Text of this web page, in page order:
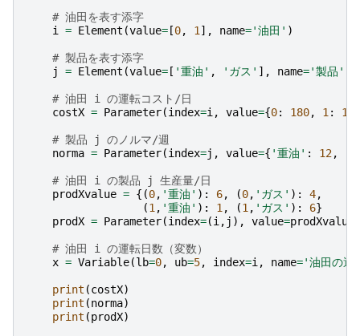
# 油田を表す添字
i
= Element (value= [0, 1 ], name='油田' )
# 製品を表す添字
j
= Element (value= [ '重油' , 'ガス' ], name='製品'
# 油田 i の運転コスト/日
costX = Parameter(index=i , value={0: 180, 1 : 160
# 製品 j のノルマ/週
norma = Parameter(index=j , value={ '重油' : 12,
# 油田 i の製品 j 生産量/日
prodXvalue = {(0, '重油' ): 6, (0, 'ガス' ): 4,
(1 , '重油' ): 1 , (1 , 'ガス' ): 6}
prodX = Parameter(index=(i , j ), value=prodXvalue
# 油田 i の運転日数（変数）
x = Variable(lb=0, ub=5, index=i , name='油田の運
print (costX)
print (norma)
print (prodX)